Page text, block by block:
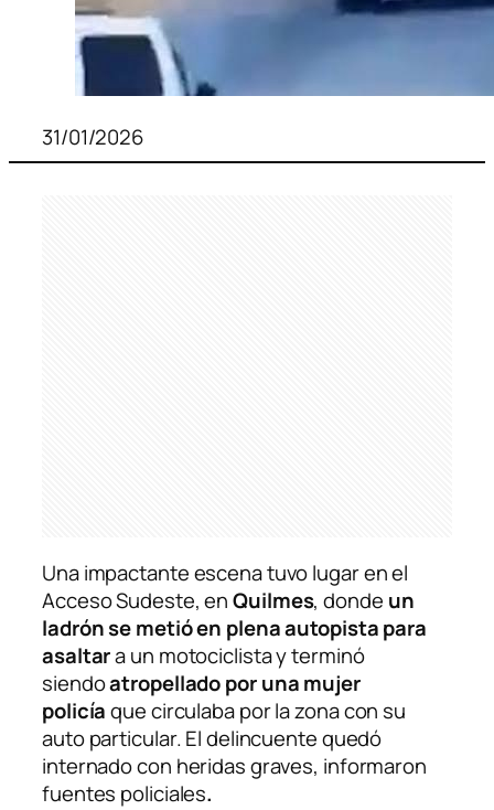
31/01/2026
Una impactante escena tuvo lugar en el
Acceso Sudeste, enQuilmes, donde un
ladrón se metió en plena autopista para
asaltara un motociclista y terminó
siendoatropellado por una mujer
policíaque circulaba por la zona con su
auto particular. El delincuente quedó
internado con heridas graves, informaron
fuentes policiales.